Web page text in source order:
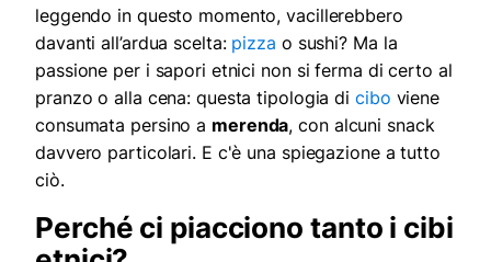
leggendo in questo momento, vacillerebbero
davanti all’ardua scelta: pizza o sushi? Ma la
passione per i sapori etnici non si ferma di certo al
pranzo o alla cena: questa tipologia di cibo viene
consumata persino a merenda, con alcuni snack
davvero particolari. E c'è una spiegazione a tutto
ciò.
Perché ci piacciono tanto i cibi